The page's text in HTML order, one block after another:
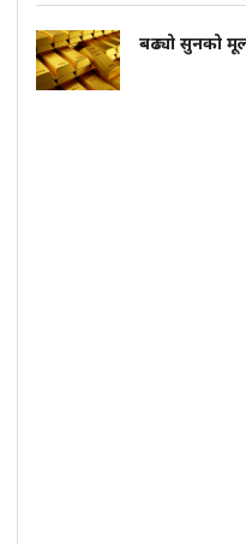
बढ्यो सुनको